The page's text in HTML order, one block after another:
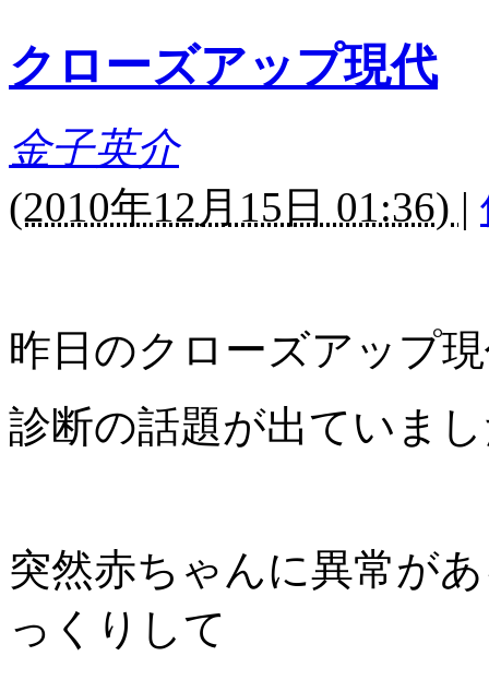
クローズアップ現代
金子英介
(2010年12月15日 01:36) |
昨日のクローズアップ
診断の話題が出ていま
突然赤ちゃんに異常が
っくりして